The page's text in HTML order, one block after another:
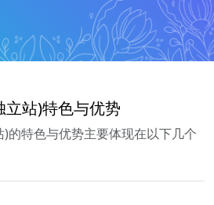
站)特色与优势
的特色与优势主要体现在以下几个